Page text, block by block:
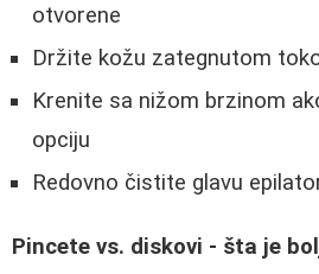
otvorene
Držite kožu zategnutom
Krenite sa nižom brzinom
opciju
Redovno čistite glavu
Pincete vs. diskovi - šta je